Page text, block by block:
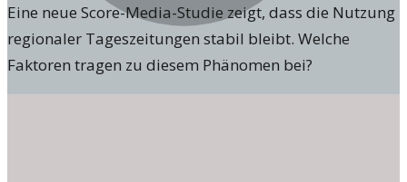
Eine neue Score-Media-Studie zeigt, dass die Nutzung
regionaler Tageszeitungen stabil bleibt. Welche
Faktoren tragen zu diesem Phänomen bei?